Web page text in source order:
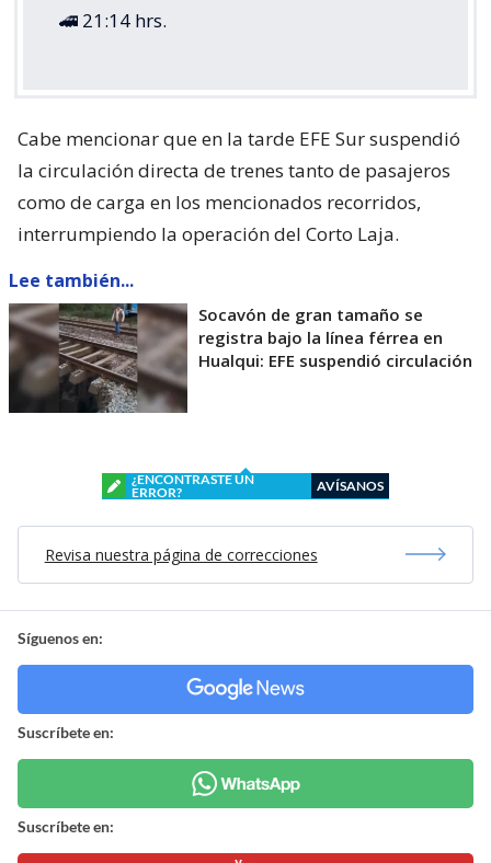
🚄 21:14 hrs.
Cabe mencionar que en la tarde EFE Sur suspendió
la circulación directa de trenes tanto de pasajeros
como de carga en los mencionados recorridos,
interrumpiendo la operación del Corto Laja.
Lee también...
Socavón de gran tamaño se
registra bajo la línea férrea en
Hualqui: EFE suspendió circulación
¿ENCONTRASTE UN
ERROR?
AVÍSANOS
Revisa nuestra página de correcciones
Síguenos en:
Suscríbete en:
Suscríbete en: